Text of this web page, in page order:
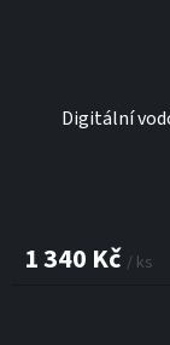
Digitální
1 340 Kč / ks